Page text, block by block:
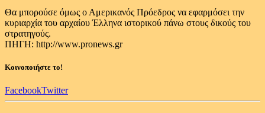
Θα μπορούσε όμως ο Αμερικανός Πρόεδρος να εφαρμόσει την
κυριαρχία του αρχαίου Έλληνα ιστορικού πάνω στους δικούς του
στρατηγούς.
ΠΗΓΗ: http://www.pronews.gr
Κοινοποιήστε το!
FacebookTwitter